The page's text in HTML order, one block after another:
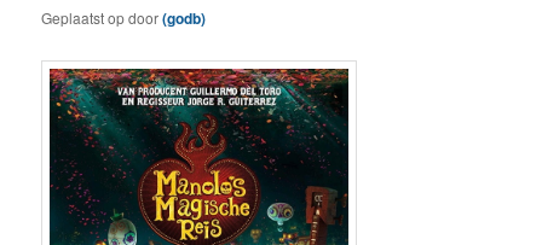
Geplaatst opdoor(godb)